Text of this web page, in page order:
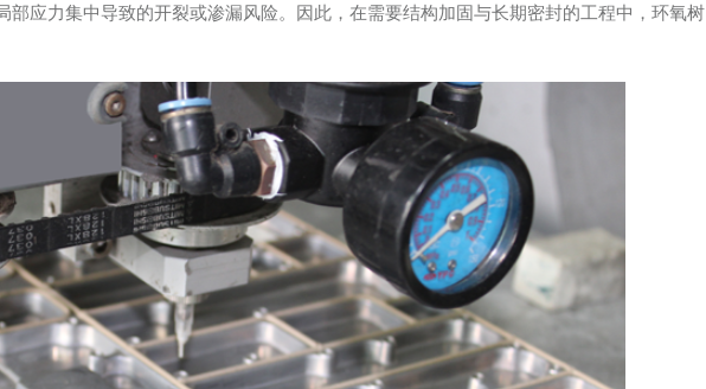
部应力集中导致的开裂或渗漏风险。因此，在需要结构加固与长期密封的工程中，环氧树